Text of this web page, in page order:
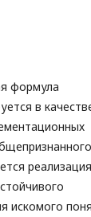
формула
в
реализация
искомого